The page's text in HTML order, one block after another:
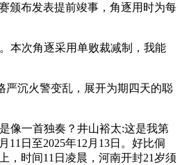
颁布发表提前竣事，角逐用时为每
本次角逐采用单败裁减制，我能
沉火警变乱，展开为期四天的聪
像一首独奏？井山裕太:这是我第
日至2025年12月13日。好比侗
，时间11日凌晨，河南开封21岁须